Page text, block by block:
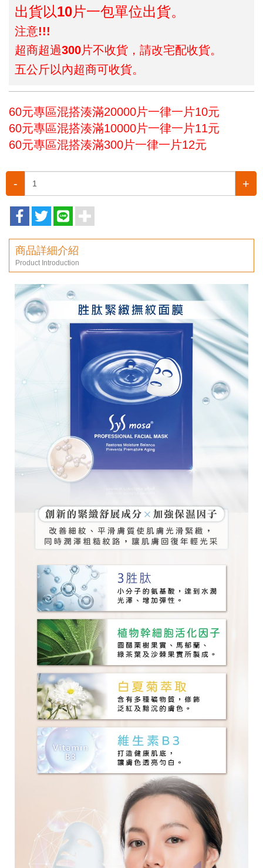
出貨以10片一包單位出貨。
注意!!!
超商超過300片不收貨，請改宅配收貨。
五公斤以內超商可收貨。
60元專區混搭湊滿20000片一律一片10元
60元專區混搭湊滿10000片一律一片11元
60元專區混搭湊滿300片一律一片12元
- +
商品詳細介紹
Product Introduction